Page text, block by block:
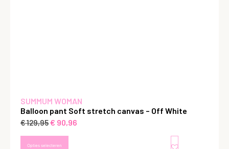
SUMMUM WOMAN
Balloon pant Soft stretch canvas – Off White
€129,95€ 90,96
Opties selecteren